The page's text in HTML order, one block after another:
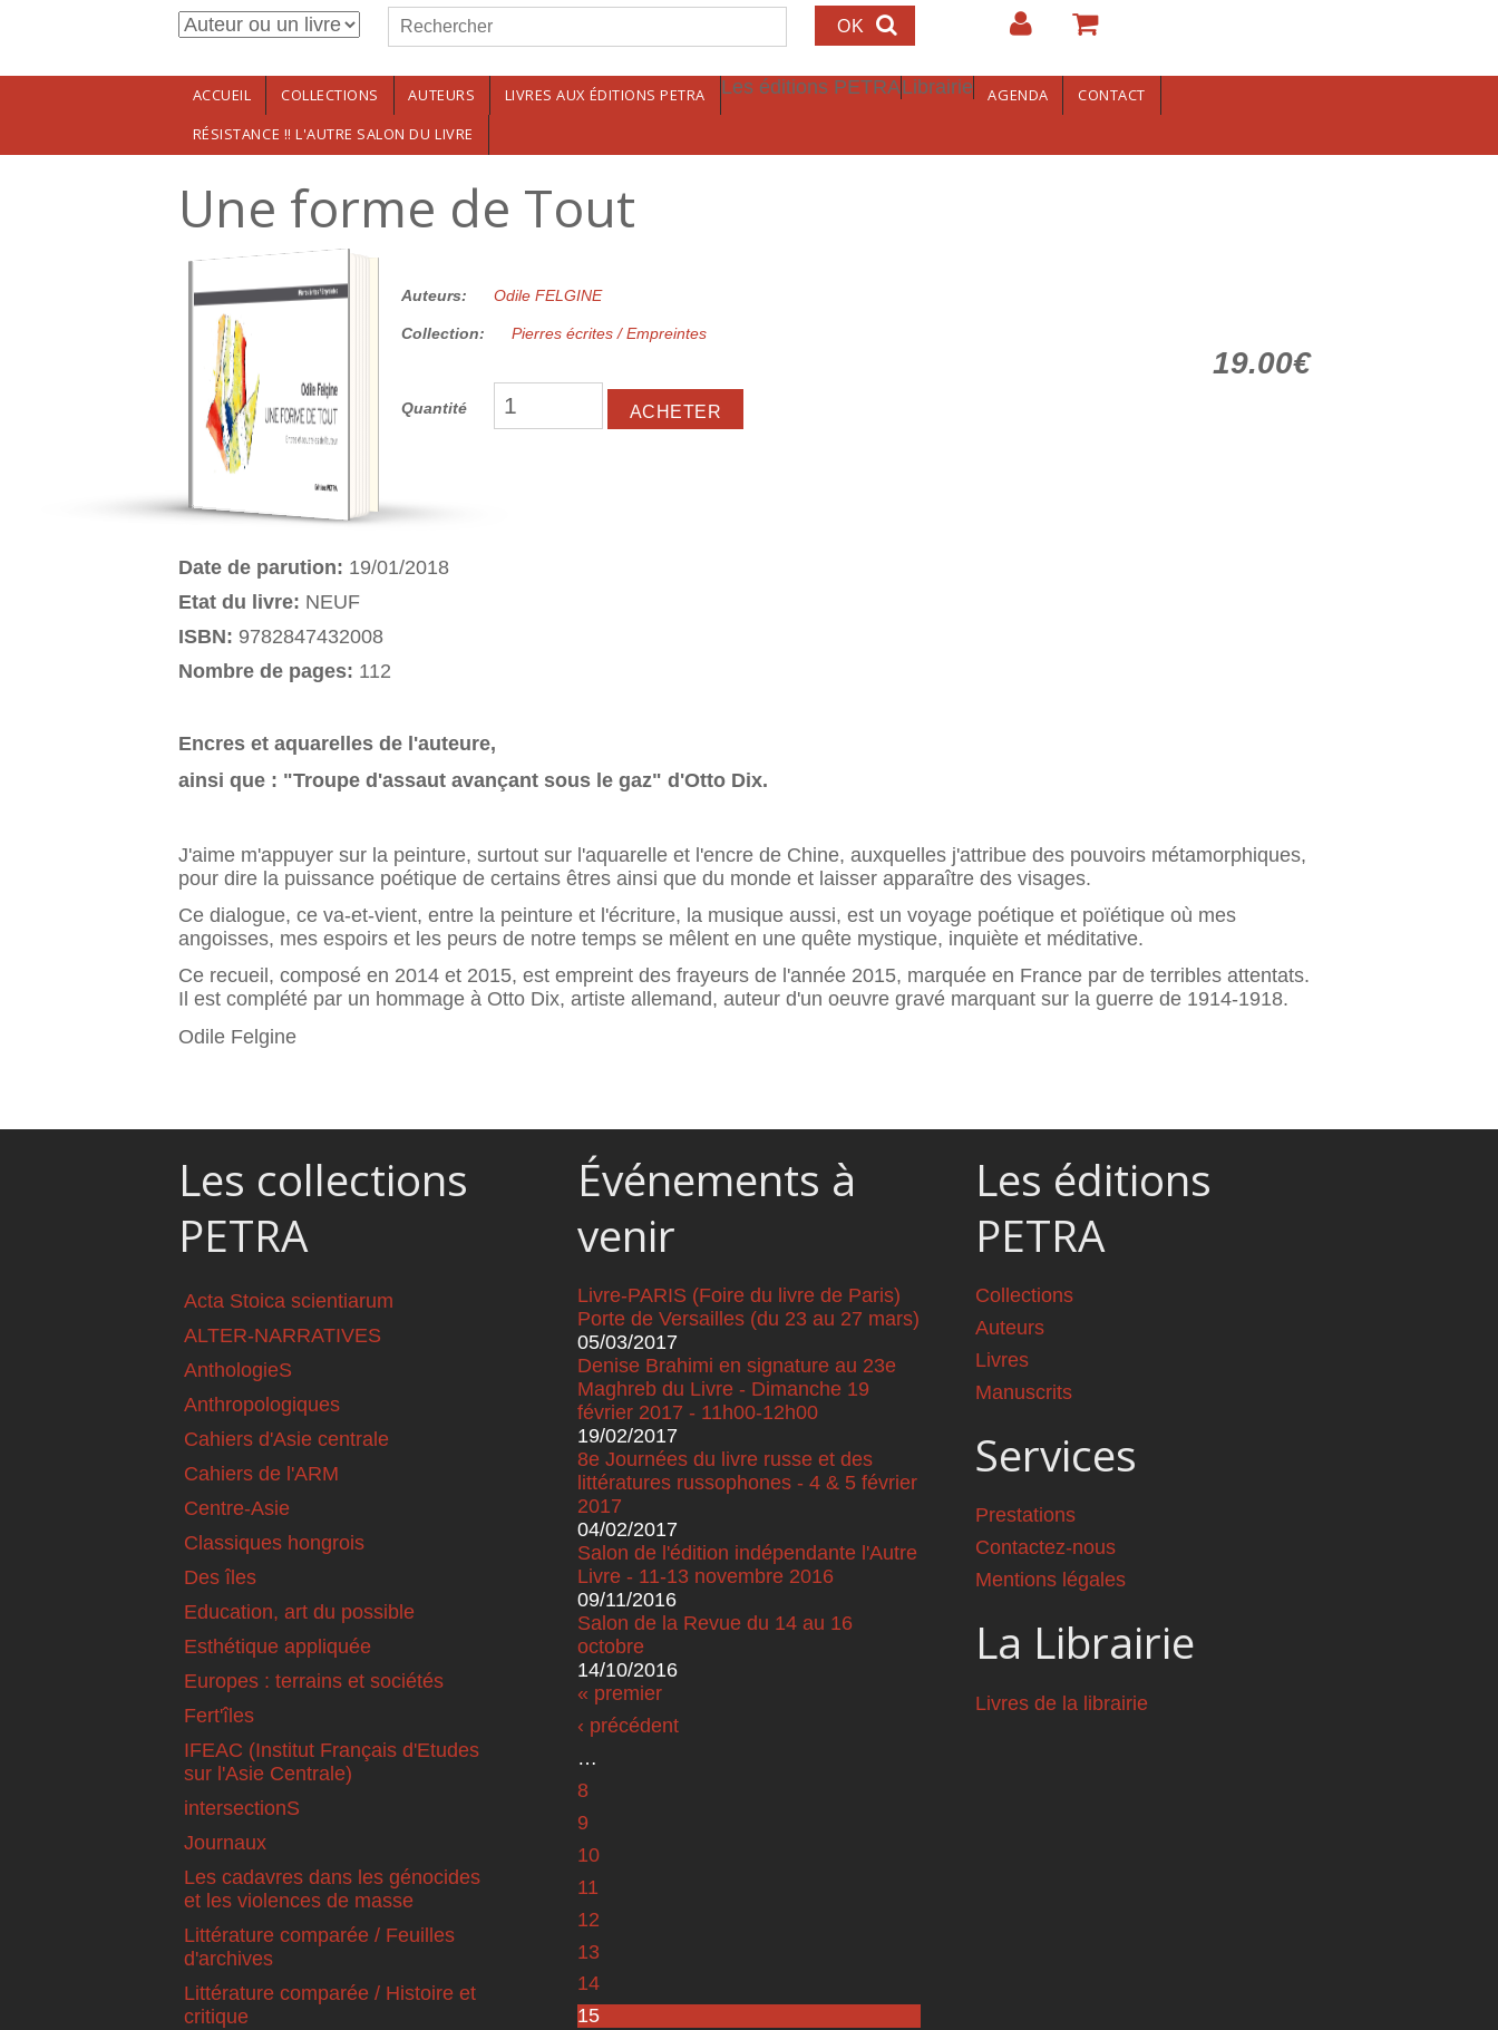
Aller au contenu principalFormulaire de recherche
Rechercher
ACCUEIL COLLECTIONS AUTEURS LIVRES AUX ÉDITIONS PETRA Les éditions PETRALibrairie AGENDA
CONTACT
RÉSISTANCE !! L'AUTRE SALON DU LIVRE
Une forme de Tout
19.00€ Auteurs: Odile FELGINE
Collection: Pierres écrites / Empreintes
19.00€
Quantité
Date de parution: 19/01/2018
Etat du livre: NEUF
ISBN: 9782847432008
Nombre de pages: 112
Encres et aquarelles de l'auteure,
ainsi que : "Troupe d'assaut avançant sous le gaz" d'Otto Dix.
J'aime m'appuyer sur la peinture, surtout sur l'aquarelle et l'encre de Chine, auxquelles j'attribue des pouvoirs métamorphiques,
pour dire la puissance poétique de certains êtres ainsi que du monde et laisser apparaître des visages.
Ce dialogue, ce va-et-vient, entre la peinture et l'écriture, la musique aussi, est un voyage poétique et poïétique où mes
angoisses, mes espoirs et les peurs de notre temps se mêlent en une quête mystique, inquiète et méditative.
Ce recueil, composé en 2014 et 2015, est empreint des frayeurs de l'année 2015, marquée en France par de terribles attentats.
Il est complété par un hommage à Otto Dix, artiste allemand, auteur d'un oeuvre gravé marquant sur la guerre de 1914-1918.
Odile Felgine
Les collections
PETRA
Acta Stoica scientiarum
ALTER-NARRATIVES
AnthologieS
Anthropologiques
Cahiers d'Asie centrale
Cahiers de l'ARM
Centre-Asie
Classiques hongrois
Des îles
Education, art du possible
Esthétique appliquée
Europes : terrains et sociétés
Fert'îles
IFEAC (Institut Français d'Etudes
sur l'Asie Centrale)
intersectionS
Journaux
Les cadavres dans les génocides
et les violences de masse
Littérature comparée / Feuilles
d'archives
Littérature comparée / Histoire et
critique
Événements à
venir
Livre-PARIS (Foire du livre de Paris)
Porte de Versailles (du 23 au 27 mars)
05/03/2017
Denise Brahimi en signature au 23e
Maghreb du Livre - Dimanche 19
février 2017 - 11h00-12h00
19/02/2017
8e Journées du livre russe et des
littératures russophones - 4 & 5 février
2017
04/02/2017
Salon de l'édition indépendante l'Autre
Livre - 11-13 novembre 2016
09/11/2016
Salon de la Revue du 14 au 16
octobre
14/10/2016
Pages
« premier
‹ précédent
…
8
9
10
11
12
13
14
15
Les éditions
PETRA
Collections
Auteurs
Livres
Manuscrits
Services
Prestations
Contactez-nous
Mentions légales
La Librairie
Livres de la librairie